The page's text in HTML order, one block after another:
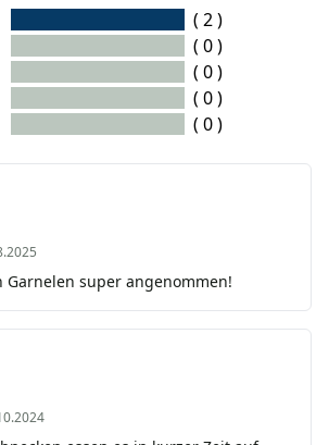
( 2 )
( 0 )
( 0 )
( 0 )
( 0 )
Garnelen super angenommen!